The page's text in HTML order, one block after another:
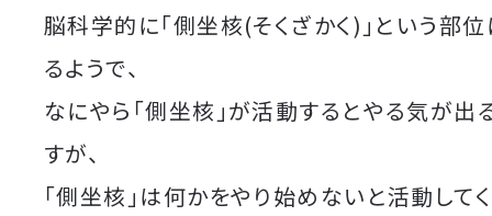
脳科学的に「側坐核(そくざかく)」という部
るようで、
なにやら「側坐核」が活動するとやる気が出
すが、
「側坐核」は何かをやり始めないと活動して